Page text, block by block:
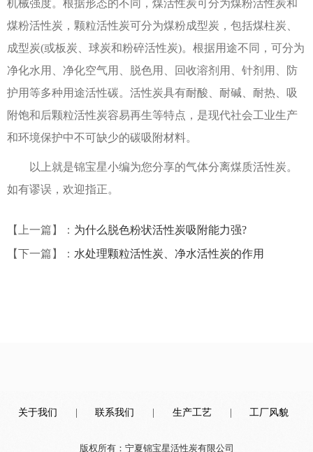
机械强度。根据形态的不同，煤活性炭可分为煤粉活性炭和
煤粉活性炭，颗粒活性炭可分为煤粉成型炭，包括煤柱炭、
成型炭(或板炭、球炭和粉碎活性炭)。根据用途不同，可分为
净化水用、净化空气用、脱色用、回收溶剂用、针剂用、防
护用等多种用途活性碳。活性炭具有耐酸、耐碱、耐热、吸
附饱和后颗粒活性炭容易再生等特点，是现代社会工业生产
和环境保护中不可缺少的碳吸附材料。
以上就是锦宝星小编为您分享的气体分离煤质活性炭。
如有谬误，欢迎指正。
【上一篇】： 为什么脱色粉状活性炭吸附能力强?
【下一篇】： 水处理颗粒活性炭、净水活性炭的作用
关于我们 | 联系我们 | 生产工艺 | 工厂风貌
版权所有：宁夏锦宝星活性炭有限公司